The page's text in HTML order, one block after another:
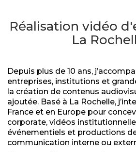
Réalisation vidéo
La
Depuis plus de 10 ans,
entreprises, institutions et
la création de contenus
ajoutée. Basé à La Rochelle,
France et en Europe pour
corporate, vidéos
événementiels et productions
communication interne ou